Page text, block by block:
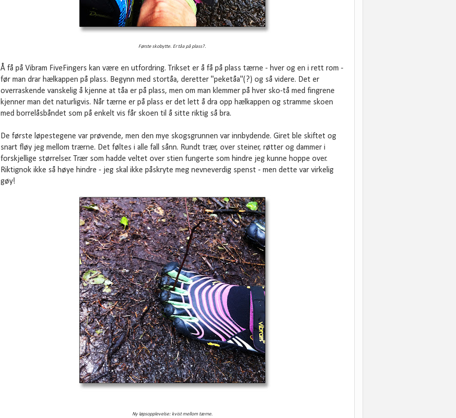
Første skobytte. Er tåa på plass?.
Å få på Vibram FiveFingers kan være en utfordring. Trikset er å få på plass tærne - hver og en i rett rom -
før man drar hælkappen på plass. Begynn med stortåa, deretter "peketåa"(?) og så videre. Det er
overraskende vanskelig å kjenne at tåa er på plass, men om man klemmer på hver sko-tå med fingrene
kjenner man det naturligvis. Når tærne er på plass er det lett å dra opp hælkappen og stramme skoen
med borrelåsbåndet som på enkelt vis får skoen til å sitte riktig så bra.
De første løpestegene var prøvende, men den mye skogsgrunnen var innbydende. Giret ble skiftet og
snart fløy jeg mellom trærne. Det føltes i alle fall sånn. Rundt trær, over steiner, røtter og dammer i
forskjellige størrelser. Trær som hadde veltet over stien fungerte som hindre jeg kunne hoppe over.
Riktignok ikke så høye hindre - jeg skal ikke påskryte meg nevneverdig spenst - men dette var virkelig
gøy!
Ny løpsopplevelse: kvist mellom tærne.